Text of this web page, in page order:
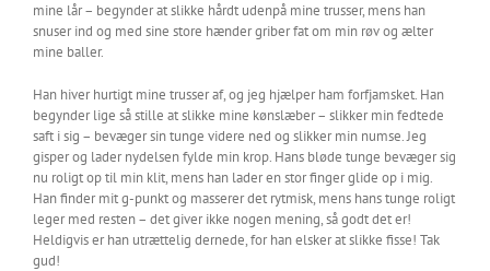
mine lår – begynder at slikke hårdt udenpå mine trusser, mens han
snuser ind og med sine store hænder griber fat om min røv og ælter
mine baller.
Han hiver hurtigt mine trusser af, og jeg hjælper ham forfjamsket. Han
begynder lige så stille at slikke mine kønslæber – slikker min fedtede
saft i sig – bevæger sin tunge videre ned og slikker min numse. Jeg
gisper og lader nydelsen fylde min krop. Hans bløde tunge bevæger sig
nu roligt op til min klit, mens han lader en stor finger glide op i mig.
Han finder mit g-punkt og masserer det rytmisk, mens hans tunge roligt
leger med resten – det giver ikke nogen mening, så godt det er!
Heldigvis er han utrættelig dernede, for han elsker at slikke fisse! Tak
gud!